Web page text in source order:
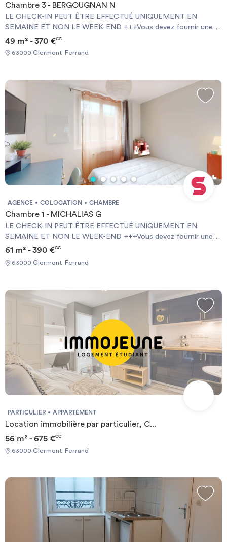
Chambre 3 - BERGOUGNAN N
LE CHECK-IN PEUT ÊTRE EFFECTUÉ UNIQUEMENT EN
SEMAINE ET NON LE WEEK-END +++Vous devez fournir une
Garantie Visale obligatoirement et une assurance habitation+++
[ENG] CHECK-IN CAN ONLY BE DONE ON WEEKDAYS AND
NOT AT WEEKENDS +++You must provide a Visale Guarantee
49 m² - 370 €CC
63000 Clermont-Ferrand
AGENCE COLOCATION CHAMBRE
Chambre 1 - MICHALIAS G
LE CHECK-IN PEUT ÊTRE EFFECTUÉ UNIQUEMENT EN
SEMAINE ET NON LE WEEK-END +++Vous devez fournir une
Garantie Visale obligatoirement et une assurance habitation+++
[ENG] CHECK-IN CAN ONLY BE DONE ON WEEKDAYS AND
NOT AT WEEKENDS +++You must provide a Visale Guarantee
61 m² - 390 €CC
63000 Clermont-Ferrand
PARTICULIER APPARTEMENT
Location immobilière par particulier, C...
56 m² - 675 €CC
63000 Clermont-Ferrand